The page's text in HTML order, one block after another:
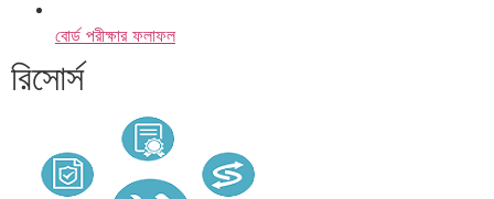
বোর্ড পরীক্ষার ফলাফল
রিসোর্স